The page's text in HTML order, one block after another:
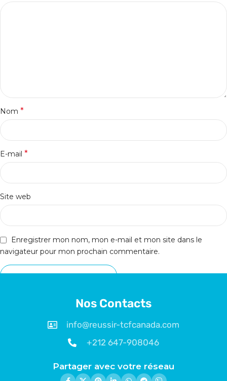
Nom *
E-mail *
Site web
Enregistrer mon nom, mon e-mail et mon site dans le
navigateur pour mon prochain commentaire.
Nos Contacts
info@reussir-tcfcanada.com
+212 647-908046
Partager avec votre réseau